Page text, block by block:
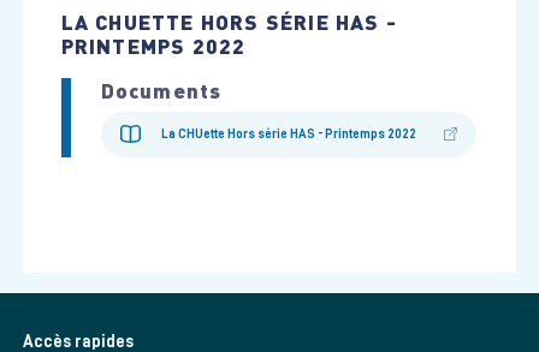
LA CHUETTE HORS SÉRIE HAS -
PRINTEMPS 2022
Documents
La CHUette Hors série HAS - Printemps 2022
Accès rapides